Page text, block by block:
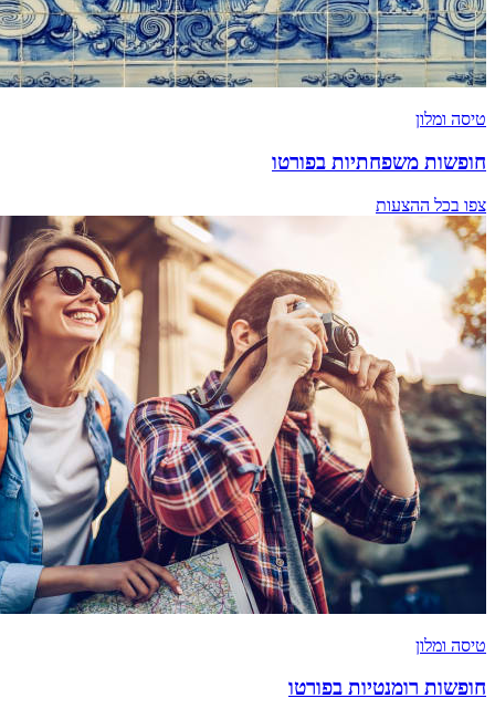
טיסה ומלון
חופשות משפחתיות בפורטו
צפו בכל ההצעות
טיסה ומלון
חופשות רומנטיות בפורטו